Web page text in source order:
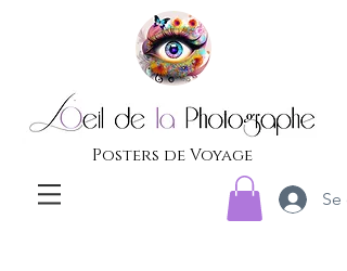
Posters de Voyage
Se